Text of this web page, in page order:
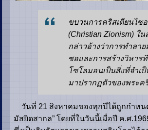
ขบวนการคริสเตียนไซ
(Christian Zionism) ใ
กล่าวอ้างว่าการทำลา
ซอและการสร้างวิหาร
โซโลมอนเป็นสิ่งที่จำเ
มาปรากฏตัวของพระค
วันที่ 21 สิงหาคมของทุกปีได้ถูกกำหน
มัสยิดสากล” โดยที่ในวันนี้เมื่อปี ค.ศ